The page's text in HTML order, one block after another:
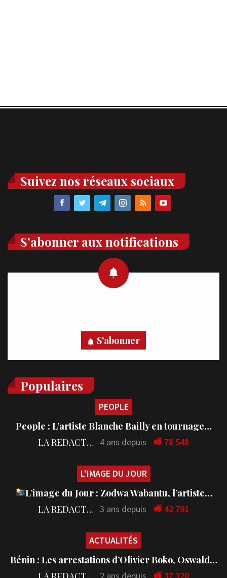
Suivez nos réseaux sociaux
S’abonner aux notifications
S'abonner
Populaires
PEOPLE
People : L’artiste Blanche Bailly en tournage…
LA REDACTION 4 ans depuis 78 548
L'IMAGE DU JOUR
L’image du Jour : Zodwa Wabantu, l’artiste…
LA REDACTION 3 ans depuis 42 791
ACTUALITÉS
Bénin : Les arrestations d’Olivier Boko, Oswald…
2 ans depuis 37 320